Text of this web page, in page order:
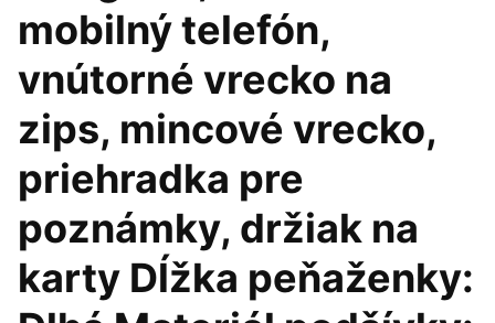
mobilný telefón,
vnútorné vrecko na
zips, mincové vrecko,
priehradka pre
poznámky, držiak na
karty Dĺžka peňaženky: